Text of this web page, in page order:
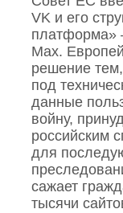
VK и его
платформа»
Mах.
решение
под
данные
войну,
российским
для
сажает
тысячи